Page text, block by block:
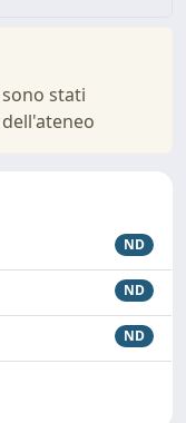
stati
ND
ND
ND